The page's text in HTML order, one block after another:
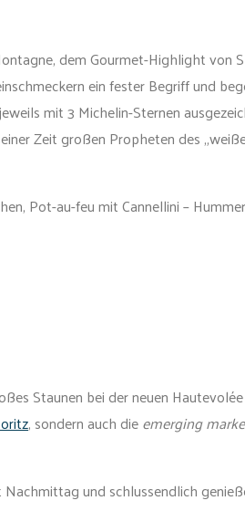
dem Gourmet-Highlight von
ein fester Begriff und
mit 3 Michelin-Sternen
Zeit großen Propheten des
Pot-au-feu mit Cannellini –
Staunen bei der neuen
, sondern auch dieemerging
und schlussendlich